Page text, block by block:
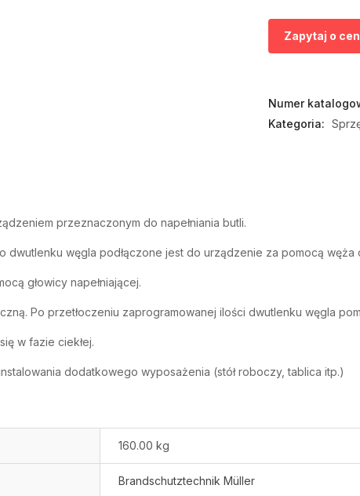
Zapytaj o
Numer
Kategoria:
przeznaczonym do napełniania butli.
dwutlenku węgla podłączone jest do urządzenie za pomocą
głowicy napełniającej.
Po przetłoczeniu zaprogramowanej ilości dwutlenku węgla
w fazie ciekłej.
dodatkowego wyposażenia (stół roboczy, tablica itp.)
160.00 kg
Brandschutztechnik Müller